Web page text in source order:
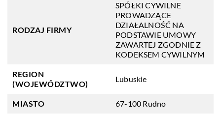
RODZAJ FIRMY
SPÓŁKI CYWILNE
PROWADZĄCE
DZIAŁALNOŚĆ NA
PODSTAWIE UMOWY
ZAWARTEJ ZGODNIE Z
KODEKSEM CYWILNYM
REGION
(WOJEWÓDZTWO)
Lubuskie
MIASTO 67-100 Rudno